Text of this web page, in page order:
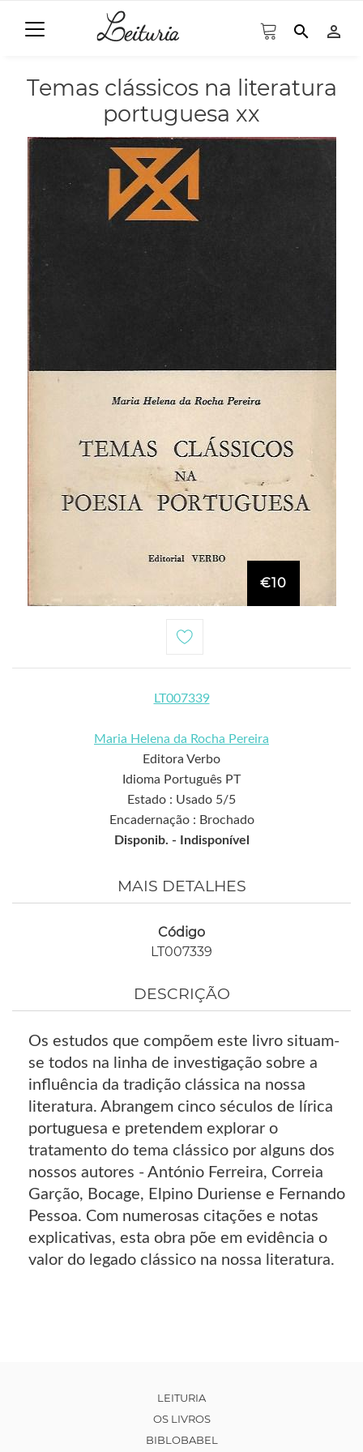
search person_outline
Temas clássicos na literatura
portuguesa xx
€10
LT007339
Maria Helena da Rocha Pereira
Editora Verbo
Idioma Português PT
Estado : Usado 5/5
Encadernação : Brochado
Disponib. -
Indisponível
MAIS DETALHES
Código
LT007339
DESCRIÇÃO
Os estudos que compõem este livro situam-
se todos na linha de investigação sobre a
influência da tradição clássica na nossa
literatura. Abrangem cinco séculos de lírica
portuguesa e pretendem explorar o
tratamento do tema clássico por alguns dos
nossos autores - António Ferreira, Correia
Garção, Bocage, Elpino Duriense e Fernando
Pessoa. Com numerosas citações e notas
explicativas, esta obra põe em evidência o
valor do legado clássico na nossa literatura.
LEITURIA
OS LIVROS
BIBLOBABEL